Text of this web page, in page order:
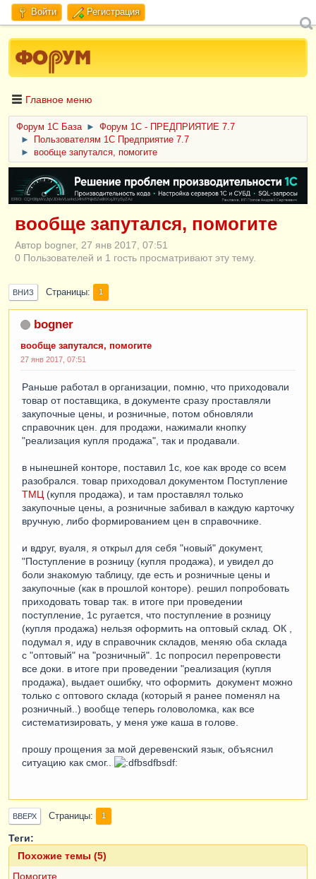
Войти Регистрация
Главное меню
Форум 1C База ►
Форум 1С - ПРЕДПРИЯТИЕ 7.7
►
Пользователям 1С Предприятие 7.7
►
вообще запутался, помогите
ERID: CQH36pWzJqVJD4xVLsnhcU4hVPNjkBZe8KKxjJiYySyZAz
вообще запутался, помогите
Автор bogner, 27 янв 2017, 07:51
0 Пользователей и 1 гость просматривают эту тему.
ВНИЗ Страницы 1
bogner
вообще запутался, помогите
27 янв 2017, 07:51
Раньше работал в организации, помню, что приходовали
товар от поставщика, в документе сразу проставляли
закупочные цены, и розничные, потом обновляли
справочник цен. для продажи, нажимали кнопку
"реализация купля продажа", так и продавали.
в нынешней конторе, поставил 1с, кое как вроде со всем
разобрался. товар приходовал документом Поступление
ТМЦ (купля продажа), и там проставлял только
закупочные цены, а розничные забивал в каждую карточку
вручную, либо формированием цен в справочнике.
и вдруг, вуаля, я открыл для себя "новый" документ,
"Поступление в розницу (купля продажа), и увидел до
боли знакомую таблицу, где есть и розничные цены и
закупочные (как в прошлой конторе). решил попробовать
приходовать товар так. в итоге при проведении
поступление, 1с ругается, что поступление в розницу
(купля продажа) нельзя оформить на оптовый склад. ОК ,
подумал я, иду в справочник складов, меняю оба склада
с "оптовый" на "розничный". 1с попросил перепровести
все доки. в итоге при проведении "реализация (купля
продажа), выдает ошибку, что оформить документ можно
только с оптового склада (который я ранее поменял на
розничный..) вообще теперь головоломка, как все
систематизировать, у меня уже каша в голове.
прошу прощения за мой деревенский язык, объяснил
ситуацию как смог..
ВВЕРХ Страницы 1
Теги:
Похожие темы (5)
Помогите